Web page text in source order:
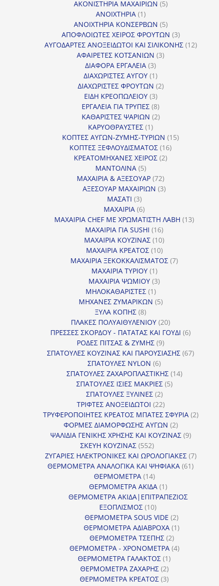
προϊόντα
ΑΚΟΝΙΣΤΗΡΙΑ ΜΑΧΑΙΡΙΩΝ 55
ΑΝΟΙΧΤΗΡΙΑ 11
προϊόν
ΑΝΟΙΧΤΗΡΙΑ ΚΟΝΣΕΡΒΩΝ 55
προϊόντα
ΑΠΟΦΛΟΙΩΤΕΣ ΧΕΙΡΟΣ ΦΡΟΥΤΩΝ 33
προϊόντα
ΑΥΓΟΔΑΡΤΕΣ ΑΝΟΞΕΙΔΩΤΟΙ ΚΑΙ ΣΙΛΙΚΟΝΗΣ 1212
ΑΦΑΙΡΕΤΕΣ ΚΟΤΣΑΝΙΩΝ 33
ΔΙΑΦΟΡΑ ΕΡΓΑΛΕΙΑ 33
προϊόντα
ΔΙΑΧΩΡΙΣΤΕΣ ΑΥΓΟΥ 11
προϊόν
ΔΙΑΧΩΡΙΣΤΕΣ ΦΡΟΥΤΩΝ 22
ΕΙΔΗ ΚΡΕΟΠΩΛΕΙΟΥ 33
προϊόντα
ΕΡΓΑΛΕΙΑ ΓΙΑ ΤΡΥΠΕΣ 88
προϊόντα
ΚΑΘΑΡΙΣΤΕΣ ΨΑΡΙΩΝ 22
ΚΑΡΥΟΘΡΑΥΣΤΕΣ 11
προϊόν
ΚΟΠΤΕΣ ΑΥΓΩΝ-ΖΥΜΗΣ-ΤΥΡΙΩΝ 1515
ΚΟΠΤΕΣ ΞΕΦΛΟΥΔΙΣΜΑΤΟΣ 1616
ΚΡΕΑΤΟΜΗΧΑΝΕΣ ΧΕΙΡΟΣ 22
ΜΑΝΤΟΛΙΝΑ 55
προϊόντα
ΜΑΧΑΙΡΙΑ & ΑΞΕΣΟΥΑΡ 7272
προϊόντα
ΑΞΕΣΟΥΑΡ ΜΑΧΑΙΡΙΩΝ 33
ΜΑΣΑΤΙ 33
προϊόντα
ΜΑΧΑΙΡΙΑ 66
προϊόντα
ΜΑΧΑΙΡΙΑ CHEF ΜΕ ΧΡΩΜΑΤΙΣΤΗ ΛΑΒΗ 1313
ΜΑΧΑΙΡΙΑ ΓΙΑ SUSHI 1616
προϊόντα
ΜΑΧΑΙΡΙΑ ΚΟΥΖΙΝΑΣ 1010
προϊόντα
ΜΑΧΑΙΡΙΑ ΚΡΕΑΤΟΣ 1010
προϊόντα
ΜΑΧΑΙΡΙΑ ΞΕΚΟΚΚΑΛΙΣΜΑΤΟΣ 77
ΜΑΧΑΙΡΙΑ ΤΥΡΙΟΥ 11
προϊόν
ΜΑΧΑΙΡΙΑ ΨΩΜΙΟΥ 33
ΜΗΛΟΚΑΘΑΡΙΣΤΕΣ 11
προϊόν
ΜΗΧΑΝΕΣ ΖΥΜΑΡΙΚΩΝ 55
ΞΥΛΑ ΚΟΠΗΣ 88
προϊόντα
ΠΛΑΚΕΣ ΠΟΛΥΑΙΘΥΛΕΝΙΟΥ 2020
προϊόντα
ΠΡΕΣΣΕΣ ΣΚΟΡΔΟΥ - ΠΑΤΑΤΑΣ ΚΑΙ ΓΟΥΔΙ 66
ΡΟΔΕΣ ΠΙΤΣΑΣ & ΖΥΜΗΣ 99
προϊόντα
ΣΠΑΤΟΥΛΕΣ ΚΟΥΖΙΝΑΣ ΚΑΙ ΠΑΡΟΥΣΙΑΣΗΣ 6767
ΣΠΑΤΟΥΛΕΣ NYLON 66
προϊόντα
ΣΠΑΤΟΥΛΕΣ ΖΑΧΑΡΟΠΛΑΣΤΙΚΗΣ 1414
ΣΠΑΤΟΥΛΕΣ ΙΣΙΕΣ ΜΑΚΡΙΕΣ 55
ΣΠΑΤΟΥΛΕΣ ΞΥΛΙΝΕΣ 22
προϊόντα
ΤΡΙΦΤΕΣ ΑΝΟΞΕΙΔΩΤΟΙ 2222
προϊόντα
ΤΡΥΦΕΡΟΠΟΙΗΤΕΣ ΚΡΕΑΤΟΣ ΜΠΑΤΕΣ ΣΦΥΡΙΑ 22
ΦΟΡΜΕΣ ΔΙΑΜΟΡΦΩΣΗΣ ΑΥΓΩΝ 22
προϊόντα
ΨΑΛΙΔΙΑ ΓΕΝΙΚΗΣ ΧΡΗΣΗΣ ΚΑΙ ΚΟΥΖΙΝΑΣ 99
ΣΚΕΥΗ ΚΟΥΖΙΝΑΣ 552552
προϊόντα
ΖΥΓΑΡΙΕΣ ΗΛΕΚΤΡΟΝΙΚΕΣ ΚΑΙ ΩΡΟΛΟΓΙΑΚΕΣ 77
ΘΕΡΜΟΜΕΤΡΑ ΑΝΑΛΟΓΙΚΑ ΚΑΙ ΨΗΦΙΑΚΑ 6161
ΘΕΡΜΟΜΕΤΡΑ 1414
προϊόντα
ΘΕΡΜΟΜΕΤΡΑ ΑΚΙΔΑ 11
προϊόν
ΘΕΡΜΟΜΕΤΡΑ ΑΚΙΔΑ|ΕΠΙΤΡΑΠΕΖΙΟΣ
ΕΞΟΠΛΙΣΜΟΣ 1010
προϊόντα
ΘΕΡΜΟΜΕΤΡΑ SOUS VIDE 22
προϊόντα
ΘΕΡΜΟΜΕΤΡΑ ΑΔΙΑΒΡΟΧΑ 11
ΘΕΡΜΟΜΕΤΡΑ ΤΣΕΠΗΣ 22
προϊόντα
ΘΕΡΜΟΜΕΤΡΑ - ΧΡΟΝΟΜΕΤΡΑ 44
ΘΕΡΜΟΜΕΤΡΑ ΓΑΛΑΚΤΟΣ 11
προϊόν
ΘΕΡΜΟΜΕΤΡΑ ΖΑΧΑΡΗΣ 22
προϊόντα
ΘΕΡΜΟΜΕΤΡΑ ΚΡΕΑΤΟΣ 33